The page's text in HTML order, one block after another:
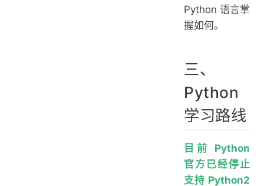
Python 语言掌
握如何。
三、
Python
学习路线
目前 Python
官方已经停止
支持 Python2